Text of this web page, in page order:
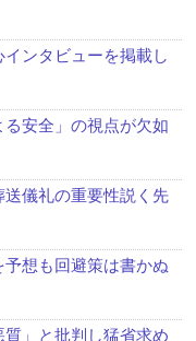
ンタビューを掲載し
安全」の視点が欠如
儀礼の重要性説く先
想も回避策は書かぬ
」と批判し猛省求め